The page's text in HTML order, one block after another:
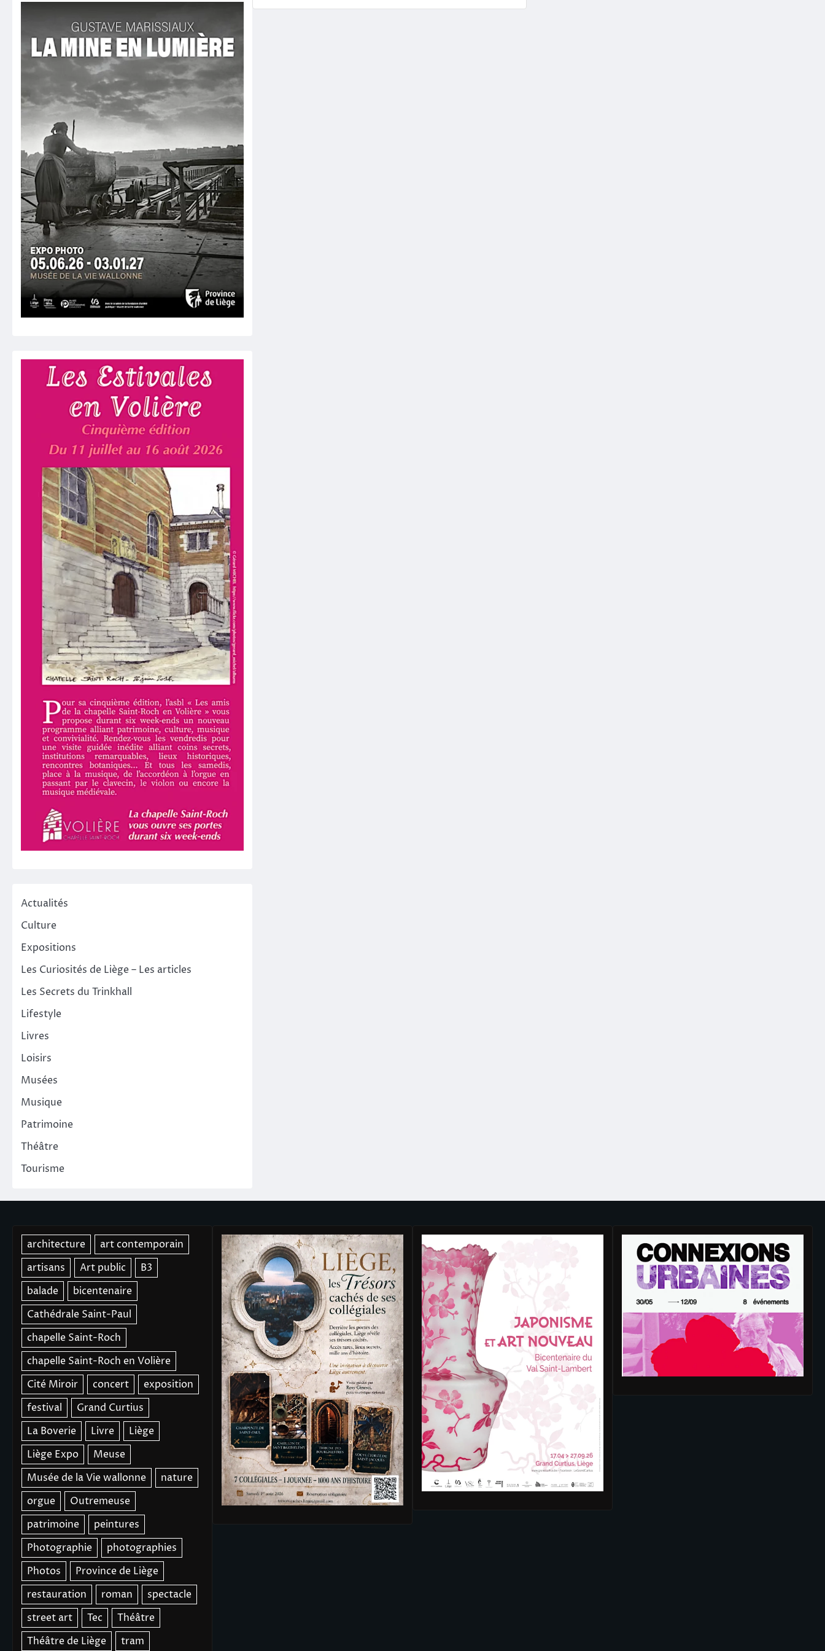
Actualités
Culture
Expositions
Les Curiosités de Liège – Les articles
Les Secrets du Trinkhall
Lifestyle
Livres
Loisirs
Musées
Musique
Patrimoine
Théâtre
Tourisme